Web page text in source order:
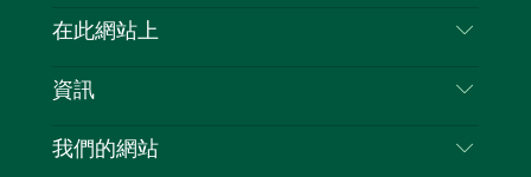
喳
聯絡我們
隱私
Cookie 通知
在此網站上
目的地
新南威爾斯州公路旅行
資訊
旅行資訊
我們的網站